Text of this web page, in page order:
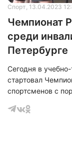
Спорт, 13.04.2023
Чемпионат
среди
Петербурге
Сегодня в
стартовал
спортсменов с
уровня в городе